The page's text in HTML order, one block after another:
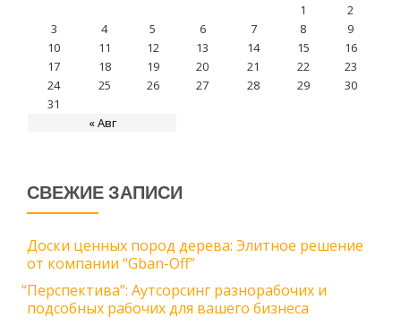
« Авг
1
2
3
4 5 6 7 8
9
10
11 12 13 14 15
16
17
18 19 20 21 22
23
24
25 26 27 28 29
30
31
СВЕЖИЕ ЗАПИСИ
Доски ценных пород дерева: Элитное решение
от компании “Gban-Off”
“Перспектива”: Аутсорсинг разнорабочих и
подсобных рабочих для вашего бизнеса